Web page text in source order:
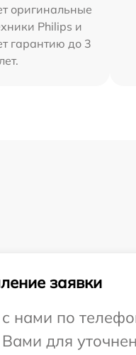
оригинальные
Philips и
гарантию до 3
заявки
нами по
для